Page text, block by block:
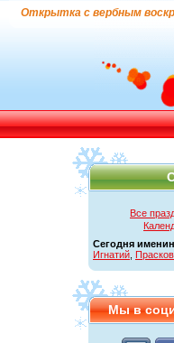
Открытка с вербным
Все
Сегодня
Игнатий
Мы в